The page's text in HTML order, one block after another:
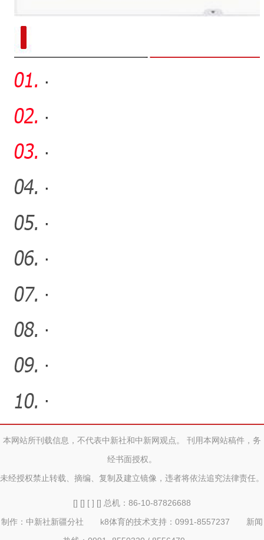
·
·
·
·
·
·
·
·
·
·
本网站所刊载信息，不代表中新社和中新网观点。 刊用本网站稿件，务
经书面授权。
未经授权禁止转载、摘编、复制及建立镜像，违者将依法追究法律责任。
[] [] [ ] [] 总机：86-10-87826688
制作：中新社新疆分社 k8体育的技术支持：0991-8557237 新闻